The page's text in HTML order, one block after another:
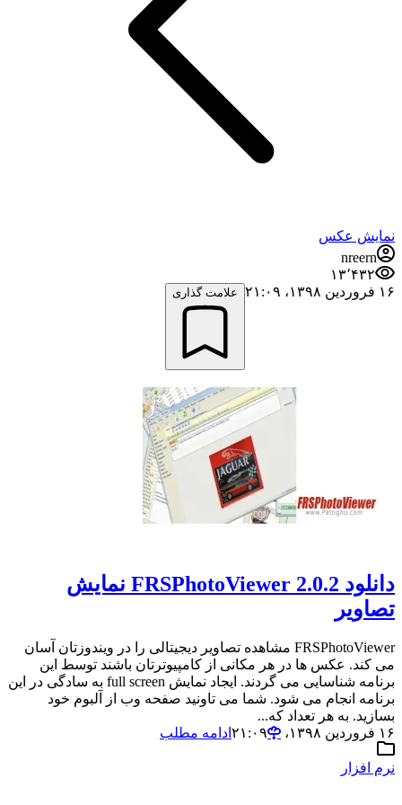
نمایش عکس
nreern
۱۳٬۴۳۲
۱۶ فروردین ۱۳۹۸،‏ ۲۱:۰۹
علامت گذاری
دانلود FRSPhotoViewer 2.0.2 نمایش
تصاویر
FRSPhotoViewer مشاهده تصاویر دیجیتالی را در ویندوزتان آسان
می کند. عکس ها در هر مکانی از کامپیوترتان باشند توسط این
برنامه شناسایی می گردند. ایجاد نمایش full screen به سادگی در این
برنامه انجام می شود. شما می تاونید صفحه وب از آلبوم خود
بسازید. به هر تعداد که...
۱۶ فروردین ۱۳۹۸،‏ ۲۱:۰۹
ادامه مطلب
نرم افزار